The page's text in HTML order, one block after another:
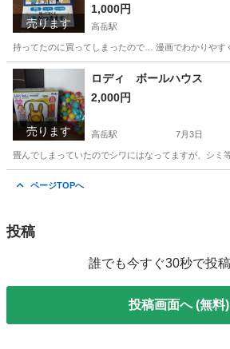
売ります
1,000円
高岳駅
持ってたのに買ってしまったので… 漫画でわかりやす
愛知 名古屋市 高岳駅
売ります
ロディ ボールハウス
2,000円
高岳駅 7月3日
畳んでしまっていたのでシワにはなってますが、シミ
ページTOPへ
投稿
誰でも今すぐ30秒で投
投稿画面へ (無料)